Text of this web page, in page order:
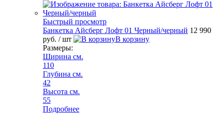
Быстрый просмотр
Банкетка Айсберг Лофт 01 Черный/черный 12 990
руб. / шт
В корзину
Размеры:
Ширина см.
110
Глубина см.
42
Высота см.
55
Подробнее